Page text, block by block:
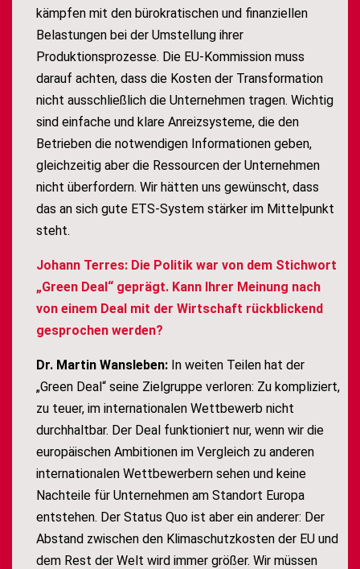
kämpfen mit den bürokratischen und finanziellen
Belastungen bei der Umstellung ihrer
Produktionsprozesse. Die EU-Kommission muss
darauf achten, dass die Kosten der Transformation
nicht ausschließlich die Unternehmen tragen. Wichtig
sind einfache und klare Anreizsysteme, die den
Betrieben die notwendigen Informationen geben,
gleichzeitig aber die Ressourcen der Unternehmen
nicht überfordern. Wir hätten uns gewünscht, dass
das an sich gute ETS-System stärker im Mittelpunkt
steht.
Johann Terres: Die Politik war von dem Stichwort
„Green Deal“ geprägt. Kann Ihrer Meinung nach
von einem Deal mit der Wirtschaft rückblickend
gesprochen werden?
Dr. Martin Wansleben: In weiten Teilen hat der
„Green Deal“ seine Zielgruppe verloren: Zu kompliziert,
zu teuer, im internationalen Wettbewerb nicht
durchhaltbar. Der Deal funktioniert nur, wenn wir die
europäischen Ambitionen im Vergleich zu anderen
internationalen Wettbewerbern sehen und keine
Nachteile für Unternehmen am Standort Europa
entstehen. Der Status Quo ist aber ein anderer: Der
Abstand zwischen den Klimaschutzkosten der EU und
dem Rest der Welt wird immer größer. Wir müssen